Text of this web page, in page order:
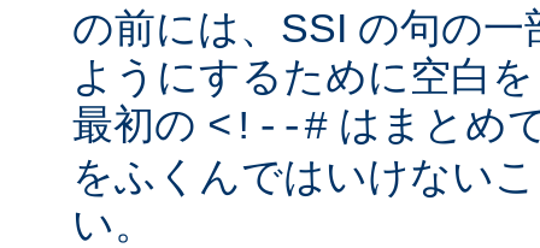
の前には、SSI の句の
ようにするために空白
最初の <!--# はまとめ
をふくんではいけない
い。